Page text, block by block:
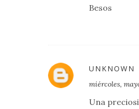
Besos
UNKNOWN
miércoles,
Una